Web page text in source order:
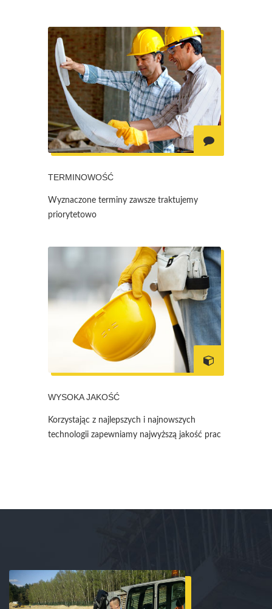
TERMINOWOŚĆ
Wyznaczone terminy zawsze traktujemy
priorytetowo
WYSOKA JAKOŚĆ
Korzystając z najlepszych i najnowszych
technologii zapewniamy najwyższą jakość prac